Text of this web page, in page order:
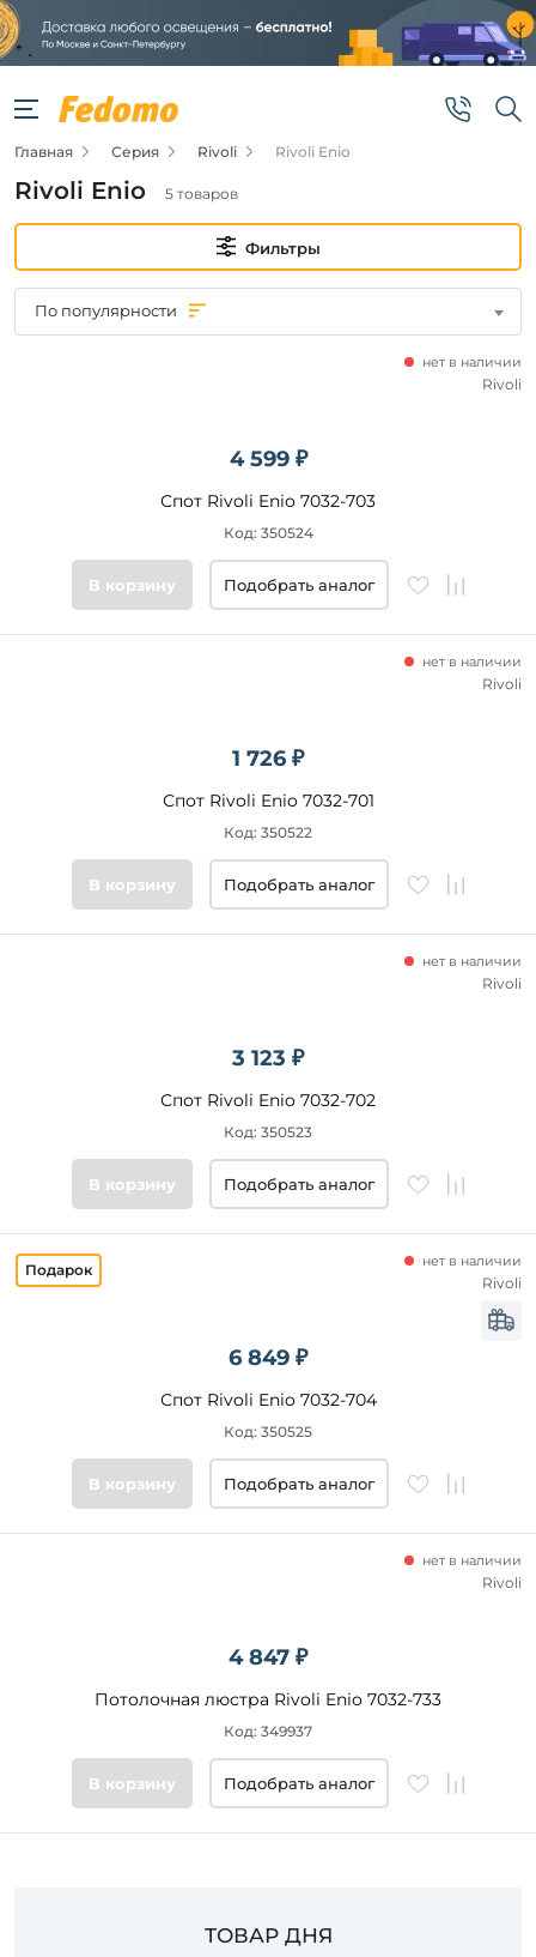
Фильтры
Цена
от
основания
Главная Серия Rivoli Rivoli Enio
Rivoli Enio 5 товаров
Фильтры
По популярности
4 599 ₽
Спот Rivoli Enio 7032-703
нет в наличии
Код: 350524
Rivoli
В корзину Подобрать аналог
1 726 ₽
Спот Rivoli Enio 7032-701
нет в наличии
Код: 350522
Rivoli
В корзину Подобрать аналог
3 123 ₽
Спот Rivoli Enio 7032-702
нет в наличии
Код: 350523
Rivoli
В корзину Подобрать аналог
6 849 ₽
Спот Rivoli Enio 7032-704
нет в наличии
Код: 350525
Rivoli
В корзину Подобрать аналог
4 847 ₽
Потолочная люстра Rivoli Enio 7032-733
нет в наличии
Код: 349937
Rivoli
В корзину Подобрать аналог
ТОВАР ДНЯ